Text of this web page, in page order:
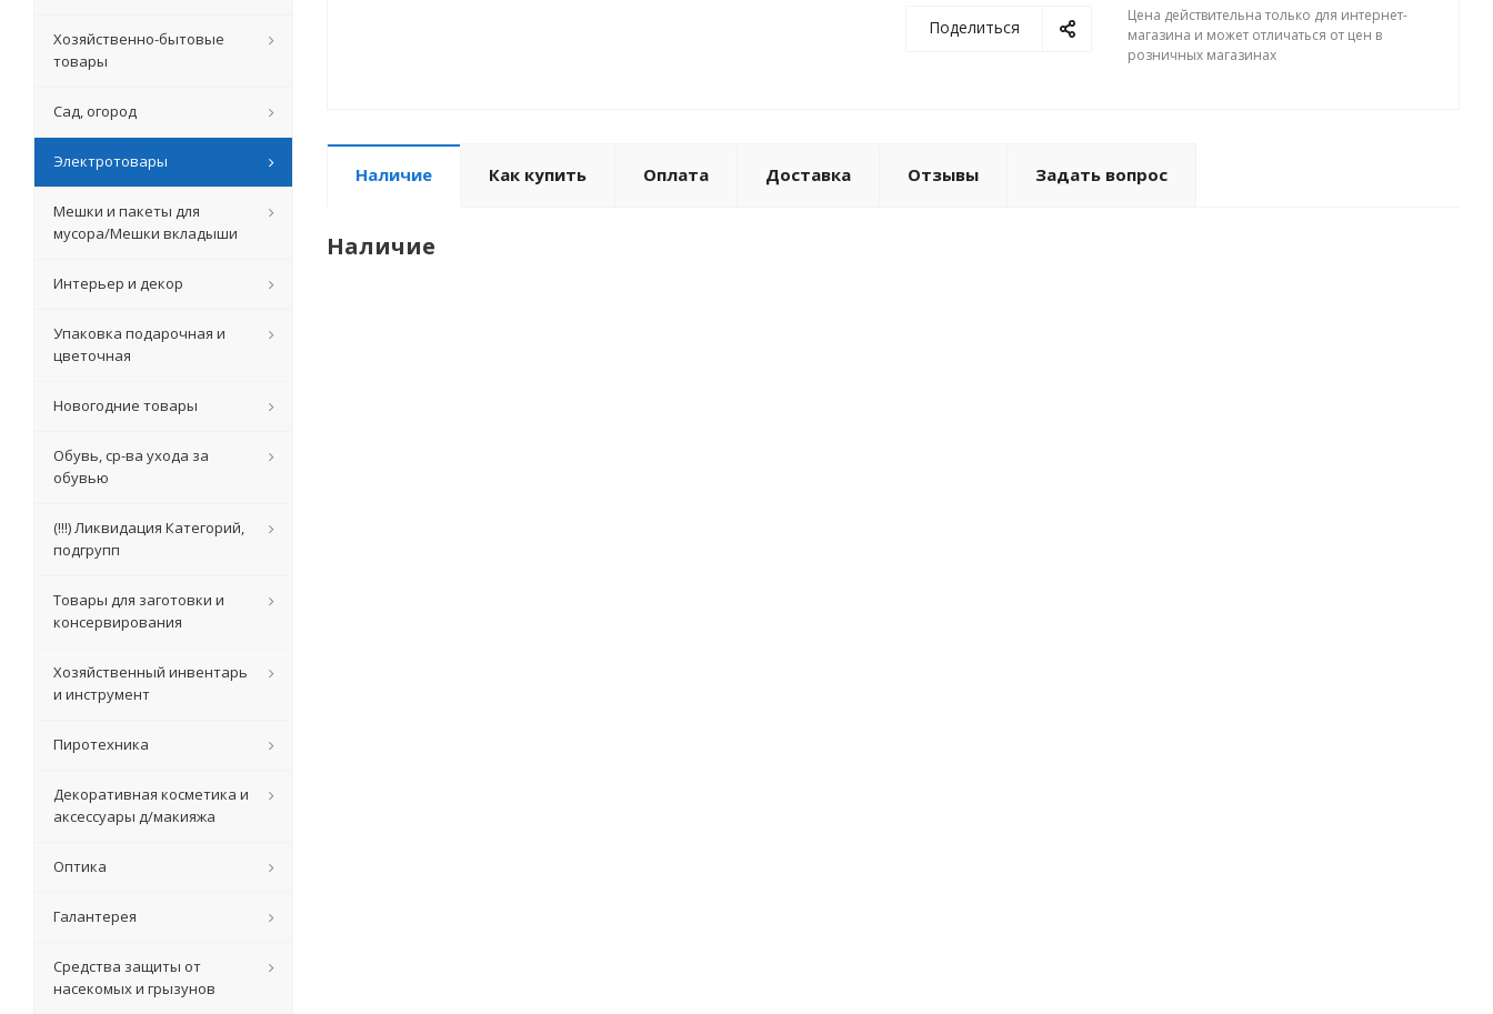
Поделиться
Цена действительна только для интернет-
магазина и может отличаться от цен в
розничных магазинах
Наличие Как купить Оплата Доставка Отзывы Задать вопрос
Наличие
Хозяйственно-бытовые
товары
Сад, огород
Электротовары
Мешки и пакеты для
мусора/Мешки вкладыши
Интерьер и декор
Упаковка подарочная и
цветочная
Новогодние товары
Обувь, ср-ва ухода за
обувью
(!!!) Ликвидация Категорий,
подгрупп
Товары для заготовки и
консервирования
Хозяйственный инвентарь
и инструмент
Пиротехника
Декоративная косметика и
аксессуары д/макияжа
Оптика
Галантерея
Средства защиты от
насекомых и грызунов